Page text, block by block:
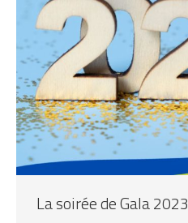
La soirée de Gala 2023